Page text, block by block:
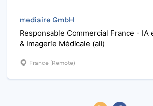
mediaire GmbH
Responsable Commercial France - IA
& Imagerie Médicale (all)
France (Remote)